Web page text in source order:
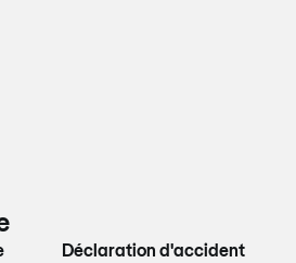
Déclaration d'accident